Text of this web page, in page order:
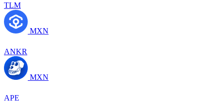
TLM
MXN
ANKR
MXN
APE